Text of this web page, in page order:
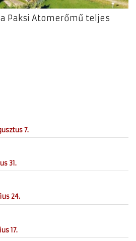
Paksi Atomerőmű teljes
7.
31.
24.
17.